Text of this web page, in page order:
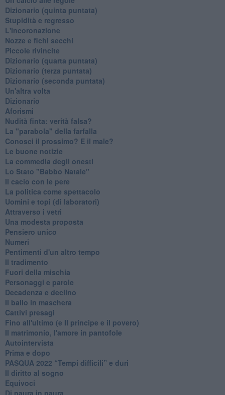
Dizionario (quinta puntata)
Stupidità e regresso
L'incoronazione
Nozze e fichi secchi
Piccole rivincite
​Dizionario (quarta puntata)
​Dizionario (terza puntata)
​Dizionario (seconda puntata)
Un'altra volta
Dizionario
Aforismi
Nudità finta: verità falsa?
La "parabola" della farfalla
Conosci il prossimo? E il male?
Le buone notizie
La commedia degli onesti
Lo Stato "Babbo Natale"
Il cacio con le pere
La politica come spettacolo
Uomini e topi (di laboratori)
Attraverso i vetri
Una modesta proposta
Pensiero unico
Numeri
Pentimenti d'un altro tempo
Il tradimento
Fuori della mischia
Personaggi e parole
Decadenza e declino
Il ballo in maschera
Cattivi presagi
Fino all'ultimo (e Il principe e il povero)
Il matrimonio, l'amore in pantofole
Autointervista
Prima e dopo
​PASQUA 2022 “Tempi difficili” e duri
Il diritto al sogno
Equivoci
Di paura in paura